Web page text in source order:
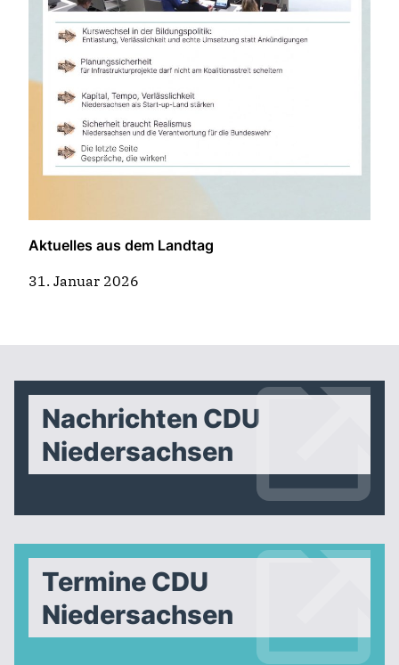
Aktuelles aus dem Landtag
31. Januar 2026
Nachrichten CDU
Niedersachsen
Termine CDU
Niedersachsen